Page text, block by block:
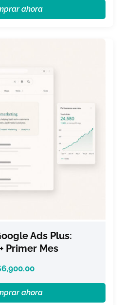
ahora
Ads Plus:
Primer Mes
6,900.00
ahora